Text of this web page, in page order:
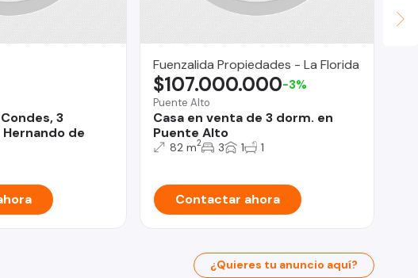
3
de
Fuenzalida Propiedades - La Florida
Puente Alto
Casa en venta de 3 dorm. en
Puente Alto
$107.000.000-3%
82 m2 3 1 1
Contactar ahora
¿Quieres tu anuncio aquí?